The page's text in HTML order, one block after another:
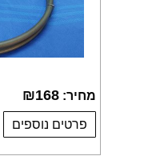
מחיר: ₪168
פרטים נוספים